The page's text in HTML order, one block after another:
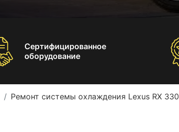
Сертифицированное
оборудование
Ремонт системы охлаждения Lexus RX 330